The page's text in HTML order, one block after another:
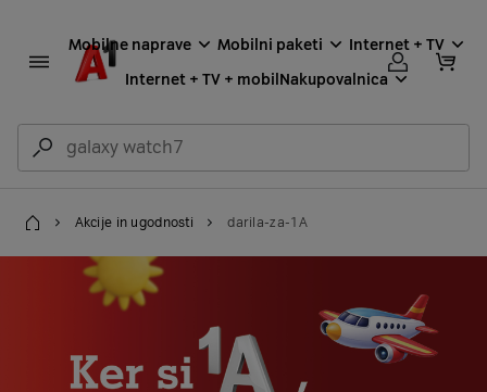
Mobilne naprave Mobilni paketi
Internet + TV
Internet + TV + mobilNakupovalnica
Domov
Akcije in ugodnosti darila-za-1A